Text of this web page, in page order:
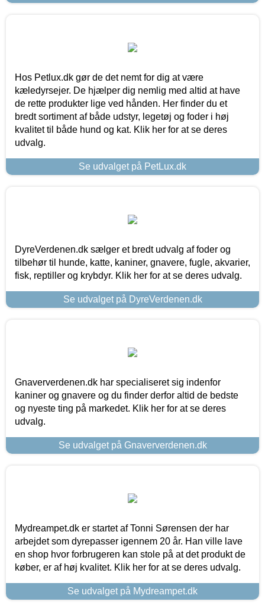
Hos Petlux.dk gør de det nemt for dig at være
kæledyrsejer. De hjælper dig nemlig med altid at have
de rette produkter lige ved hånden. Her finder du et
bredt sortiment af både udstyr, legetøj og foder i høj
kvalitet til både hund og kat. Klik her for at se deres
udvalg.
Se udvalget på PetLux.dk
DyreVerdenen.dk sælger et bredt udvalg af foder og
tilbehør til hunde, katte, kaniner, gnavere, fugle, akvarier,
fisk, reptiller og krybdyr. Klik her for at se deres udvalg.
Se udvalget på DyreVerdenen.dk
Gnaververdenen.dk har specialiseret sig indenfor
kaniner og gnavere og du finder derfor altid de bedste
og nyeste ting på markedet. Klik her for at se deres
udvalg.
Se udvalget på Gnaververdenen.dk
Mydreampet.dk er startet af Tonni Sørensen der har
arbejdet som dyrepasser igennem 20 år. Han ville lave
en shop hvor forbrugeren kan stole på at det produkt de
køber, er af høj kvalitet. Klik her for at se deres udvalg.
Se udvalget på Mydreampet.dk